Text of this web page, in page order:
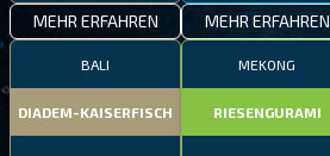
MEHR ERFAHREN MEHR ERFAHREN
BALI
DIADEM-KAISERFISCH
MEKONG
RIESENGURAMI